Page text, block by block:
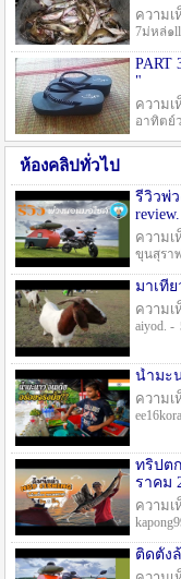
ความเ
7ม่หล่๑
"
ความเ
อาทิตย์
ห้องคลิปทั่วไป
รีวิวพ่ว
review.
ความเ
ขุนสุรา
มาเที่
ความเ
aiyod. -
น้ำมะ
ความเ
ทริปต
ราคม
ความเ
ติดตั้ง